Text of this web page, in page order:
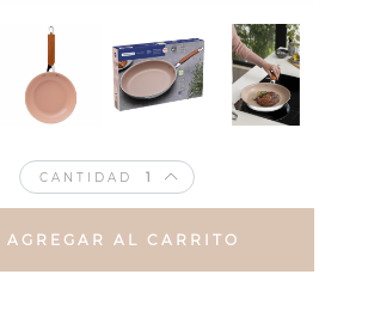
CANTIDAD
AGREGAR AL CARRITO